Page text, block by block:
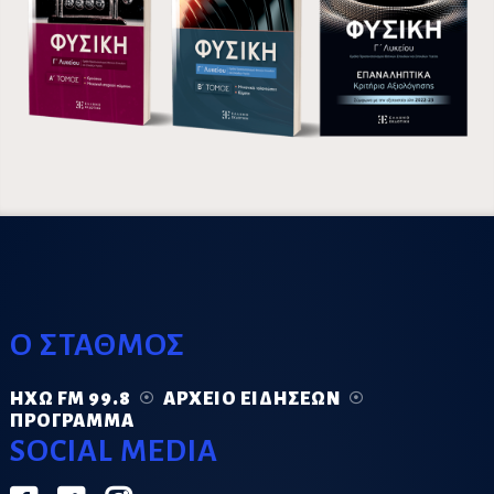
Ο ΣΤΑΘΜΟΣ
ΗΧΏ FM 99.8
ΑΡΧΕΊΟ ΕΙΔΉΣΕΩΝ
ΠΡΌΓΡΑΜΜΑ
SOCIAL MEDIA